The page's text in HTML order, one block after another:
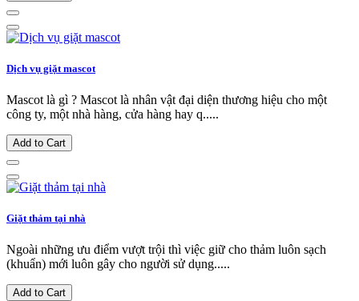
Dịch vụ giặt mascot
Mascot là gì ? Mascot là nhân vật đại diện thương hiệu cho một
công ty, một nhà hàng, cửa hàng hay q.....
Add to Cart
Giặt thảm tại nhà
Ngoài những ưu điểm vượt trội thì việc giữ cho thảm luôn sạch
(khuẩn) mới luôn gây cho người sử dụng.....
Add to Cart